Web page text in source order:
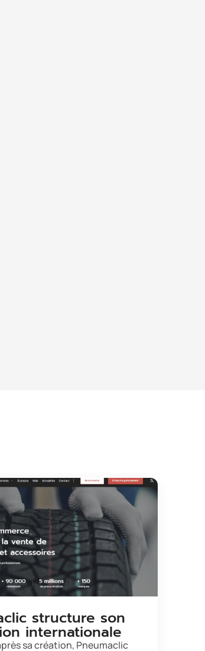
structure son
internationale
sa création, Pneumaclic